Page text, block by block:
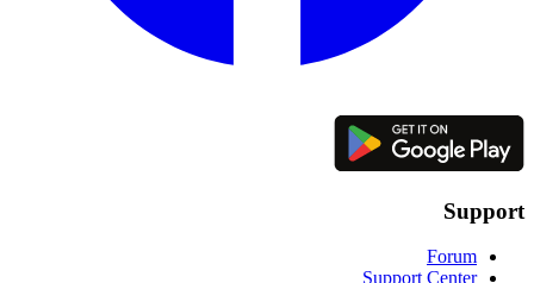
Support
Forum
Support Center